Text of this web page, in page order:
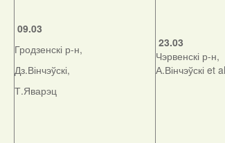
09.03
Гродзенскі р-н,
Дз.Вінчэўскі,
Т.Яварэц
23.03
Чэрвенскі р-н,
А.Вінчэўскі et